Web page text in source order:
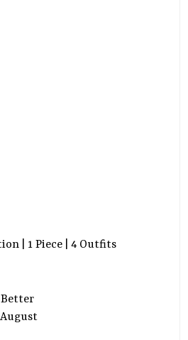
| 1 Piece | 4 Outfits
Better